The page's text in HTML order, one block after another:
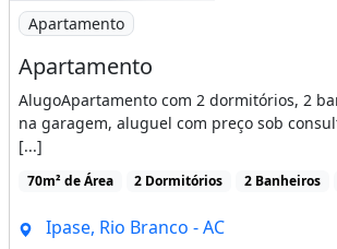
Imagem: Apartamento
Apartamento
Apartamento
AlugoApartamento com 2 dormitórios, 2
na garagem, aluguel com preço sob
[...]
70m² de Área 2 Dormitórios 2 Banheiros
Ipase, Rio Branco - AC